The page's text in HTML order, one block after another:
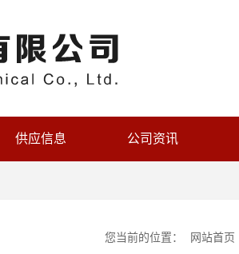
供应信息 公司资讯
您当前的位置： 网站首页